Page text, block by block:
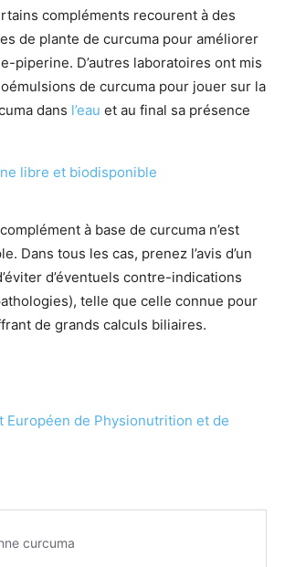
compléments recourent à des
de plante de curcuma pour améliorer
piperine. D’autres laboratoires ont mis
de curcuma pour jouer sur la
dans l’eau et au final sa présence
libre et biodisponible
à base de curcuma n’est
Dans tous les cas, prenez l’avis d’un
d’éventuels contre-indications
telle que celle connue pour
de grands calculs biliaires.
Européen de Physionutrition et de